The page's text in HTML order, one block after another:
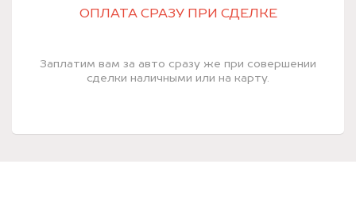
ОПЛАТА СРАЗУ ПРИ СДЕЛКЕ
Заплатим вам за авто сразу же при совершении
сделки наличными или на карту.